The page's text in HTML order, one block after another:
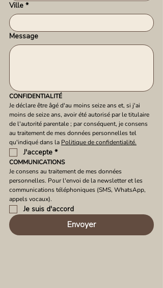
Ville *
Message
CONFIDENTIALITÉ
Je déclare être âgé d'au moins seize ans et, si j'ai
moins de seize ans, avoir été autorisé par le titulaire
de l'autorité parentale ; par conséquent, je consens
au traitement de mes données personnelles tel
qu'indiqué dans la Politique de confidentialité.
J'accepte *
COMMUNICATIONS
Je consens au traitement de mes données
personnelles. Pour l'envoi de la newsletter et les
communications téléphoniques (SMS, WhatsApp,
appels vocaux).
Je suis d'accord
Envoyer